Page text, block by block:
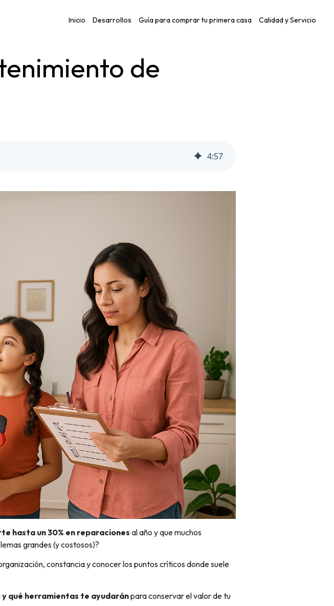
Inicio Desarrollos Guía para comprar tu primera casa Calidad y Servicio
de
4:57
hasta un 30% en reparaciones al año y que muchos
grandes (y costosos)?
constancia y conocer los puntos críticos donde suele
qué herramientas te ayudaránpara conservar el valor de tu